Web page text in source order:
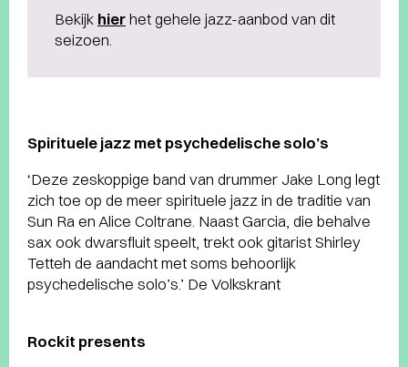
Bekijk hierhet gehele jazz-aanbod van dit
seizoen.
Spirituele jazz met psychedelische solo’s
‘Deze zeskoppige band van drummer Jake Long legt
zich toe op de meer spirituele jazz in de traditie van
Sun Ra en Alice Coltrane. Naast Garcia, die behalve
sax ook dwarsfluit speelt, trekt ook gitarist Shirley
Tetteh de aandacht met soms behoorlijk
psychedelische solo’s.’ De Volkskrant
Rockit presents